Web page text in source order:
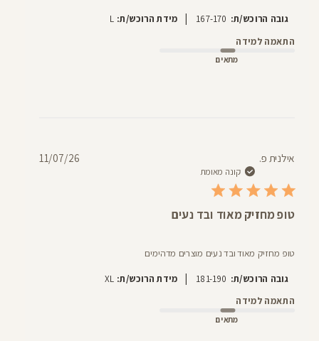
גובה הרוכש/ת: 167-170
| מידת הרוכש/ת: L
התאמה למידה
מתאים
אילנית פ.
קונה מאומת
טופ מחזיק מאוד ובד נעים
טופ מחזיק מאוד ובד נעים מוצרים מדהימים
גובה הרוכש/ת: 181-190
| מידת הרוכש/ת: XL
התאמה למידה
מתאים
11/07/26